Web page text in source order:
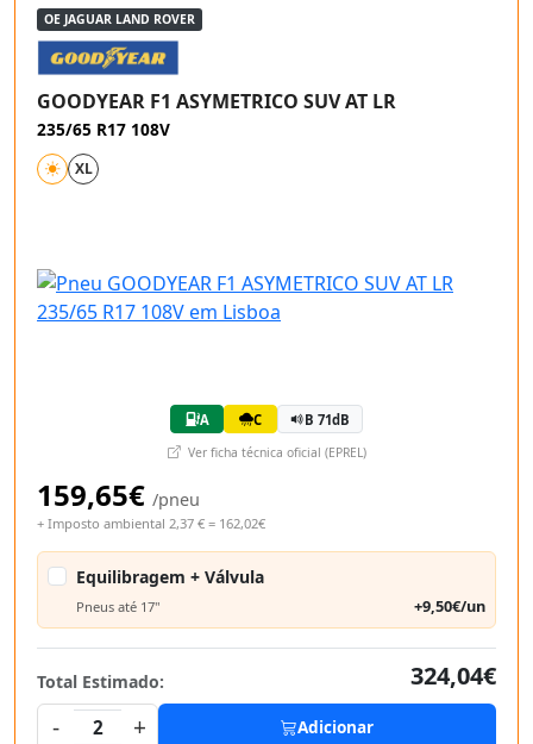
OE JAGUAR LAND ROVER
GOODYEAR F1 ASYMETRICO SUV AT LR
235/65 R17 108V
XL
A C B 71dB
Ver ficha técnica oficial (EPREL)
159,65€ /pneu
+ Imposto ambiental 2,37 € = 162,02€
Equilibragem + Válvula
Pneus até 17" +9,50€/un
Total Estimado:
324,04€
-
2 + Adicionar